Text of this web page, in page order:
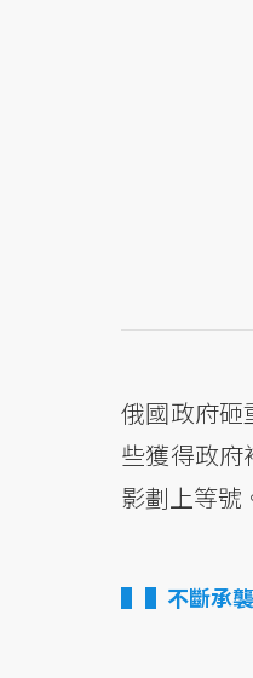
俄國政府砸
些獲得政
影劃上等號
▌不斷承